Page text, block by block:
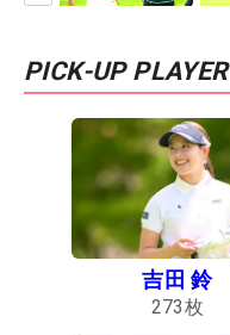
PICK-UP PLAYER
吉田 鈴
273枚